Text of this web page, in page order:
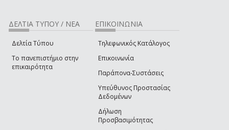
ΔΕΛΤΙΑ ΤΥΠΟΥ / ΝΕΑ
Δελτία Τύπου
Το πανεπιστήμιο στην
επικαιρότητα
ΕΠΙΚΟΙΝΩΝΙΑ
Τηλεφωνικός Κατάλογος
Επικοινωνία
Παράπονα-Συστάσεις
Υπεύθυνος Προστασίας
Δεδομένων
Δήλωση
Προσβασιμότητας